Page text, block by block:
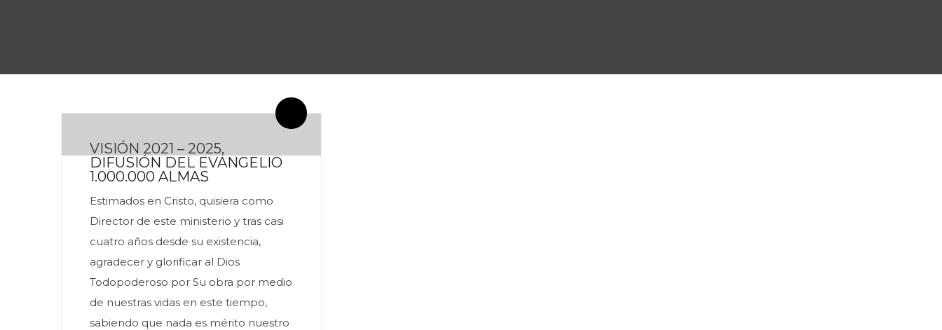
VISIÓN 2021 – 2025,
DIFUSIÓN DEL EVANGELIO
1.000.000 ALMAS
Estimados en Cristo, quisiera como
Director de este ministerio y tras casi
cuatro años desde su existencia,
agradecer y glorificar al Dios
Todopoderoso por Su obra por medio
de nuestras vidas en este tiempo,
sabiendo que nada es mérito nuestro